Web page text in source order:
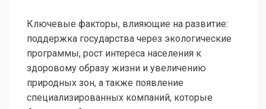
Ключевые факторы, влияющие на развитие:
поддержка государства через экологические
программы, рост интереса населения к
здоровому образу жизни и увеличению
природных зон, а также появление
специализированных компаний, которые